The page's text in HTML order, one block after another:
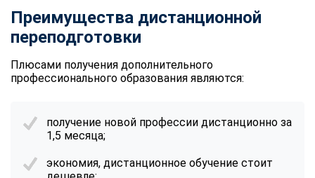
Преимущества дистанционной
переподготовки
Плюсами получения дополнительного
профессионального образования являются:
получение новой профессии дистанционно за
1,5 месяца;
экономия, дистанционное обучение стоит